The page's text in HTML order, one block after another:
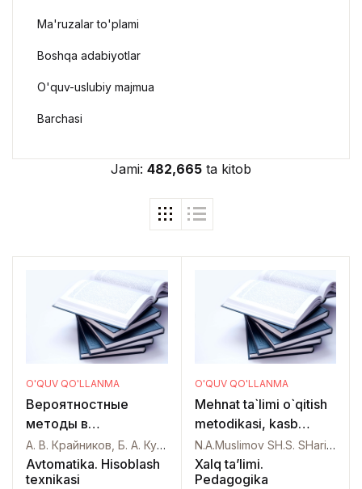
Jami: 482,665 ta kitob
O'QUV QO'LLANMA
Вероятностные
методы в
вычислительной
технике
А. В. Крайников, Б. А. Курдиков, А. Н. Лебедев,
Avtomatika. Hisoblash
texnikasi
O'QUV QO'LLANMA
Mehnat ta`limi o`qitish
metodikasi, kasb
tanlashga yo`llash
N.A.Muslimov SH.S. SHaripov O.A.Qo`ysinov,
Xalq ta’limi.
Pedagogika
Ma'ruzalar to'plami
Boshqa adabiyotlar
O'quv-uslubiy majmua
Barchasi